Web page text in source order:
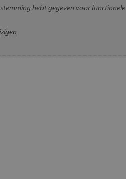
hebt gegeven voor functionele